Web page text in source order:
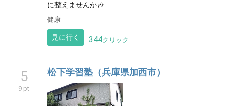
に整えませんか🎶
健康
見に行く 344クリック
5
9 pt
松下学習塾（兵庫県加西市）